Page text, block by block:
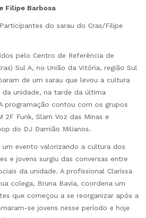
Filipe Barbosa
do sarau do Cras/Filipe
pelo Centro de Referência de
Sul A, no União da Vitória, região Sul
de um sarau que levou a cultura
unidade, na tarde da última
programação contou com os grupos
2F Funk, Slam Voz das Minas e
do DJ Damião Milianos.
um evento valorizando a cultura dos
e jovens surgiu das conversas entre
da unidade. A profissional Clarissa
colega, Bruna Bavia, coordena um
que começou a se reorganizar após a
se jovens nesse período e hoje